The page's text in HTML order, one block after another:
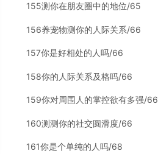
155测你在朋友圈中的地位/65
156养宠物测你的人际关系/66
157你是好相处的人吗/66
158你的人际关系及格吗/66
159你对周围人的掌控欲有多强/66
160测测你的社交圆滑度/66
161你是个单纯的人吗/68